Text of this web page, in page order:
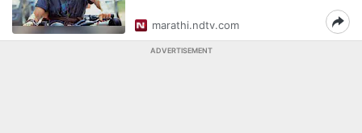
marathi.ndtv.com
ADVERTISEMENT